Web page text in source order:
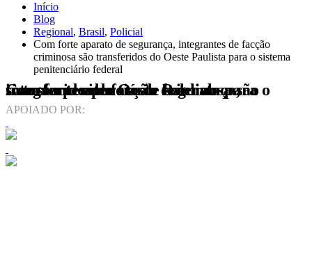
Início
Blog
Regional, Brasil, Policial
Com forte aparato de segurança, integrantes de facção
criminosa são transferidos do Oeste Paulista para o sistema
penitenciário federal
Com forte aparato de segurança, integrantes de facção criminosa são transferidos do Oeste Paulista para o sistema penitenciário federal
APOIADO POR: